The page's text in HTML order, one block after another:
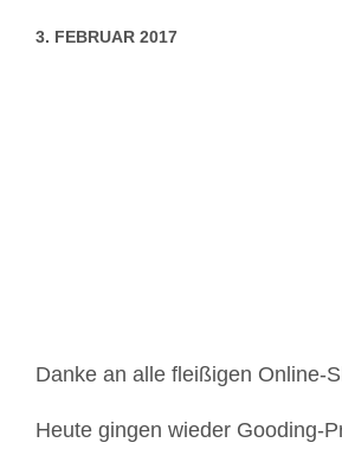
3. FEBRUAR 2017
Danke an alle fleißigen Online-
Heute gingen wieder Gooding-